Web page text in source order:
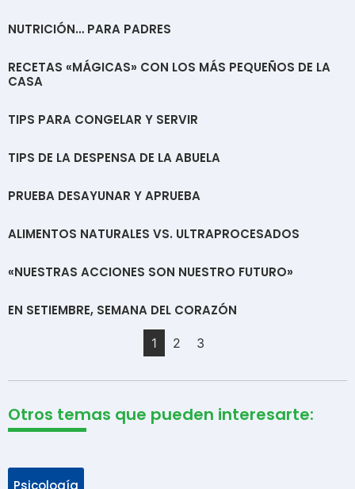
NUTRICIÓN… PARA PADRES
RECETAS «MÁGICAS» CON LOS MÁS PEQUEÑOS DE LA
CASA
TIPS PARA CONGELAR Y SERVIR
TIPS DE LA DESPENSA DE LA ABUELA
PRUEBA DESAYUNAR Y APRUEBA
ALIMENTOS NATURALES VS. ULTRAPROCESADOS
«NUESTRAS ACCIONES SON NUESTRO FUTURO»
EN SETIEMBRE, SEMANA DEL CORAZÓN
1 2 3
Otros temas que pueden interesarte:
Psicología